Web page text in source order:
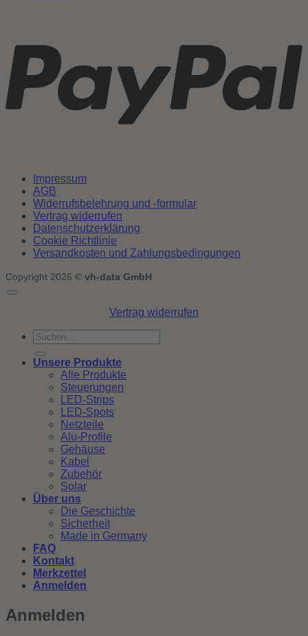
Impressum
AGB
Widerrufsbelehrung und -formular
Vertrag widerrufen
Datenschutzerklärung
Cookie Richtlinie
Versandkosten und Zahlungsbedingungen
Copyright 2026 © vh-data GmbH
Vertrag widerrufen
Suchen
nach:
Unsere Produkte
Alle Produkte
Steuerungen
LED-Strips
LED-Spots
Netzteile
Alu-Profile
Gehäuse
Kabel
Zubehör
Solar
Über uns
Die Geschichte
Sicherheit
Made in Germany
FAQ
Kontakt
Merkzettel
Anmelden
Anmelden